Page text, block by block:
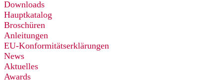
Downloads
Hauptkatalog
Broschüren
Anleitungen
EU-Konformitätserklärungen
News
Aktuelles
Awards